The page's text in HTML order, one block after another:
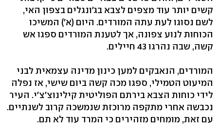
קשים יותר עוד מצפים לצבא בג'ונגלים בצפון האי,
לשם נסוגו לעת עתה המורדים. היום (א') המשיכו
הכוחות לנוע צפונה, אך לטענת המורדים ספגו אש
קשה, שבה נהרגו 43 חיילים.
המורדים, הנאבקים למען כינון מדינה עצמאית לבני
המיעוט הטמילי, ספגו מכה קשה ביום שישי, אז נפלה
לידי כוחות הצבא בירתם הפוליטית קילינוצ'צ'י. העיר
נכבשה אחרי מתקפה מרוכזת שנמשכה קרוב לשנתיים.
עם זאת, מומחים מזהירים כי המרד עוד לא תם.